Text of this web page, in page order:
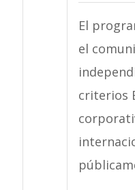
El
el
criterios